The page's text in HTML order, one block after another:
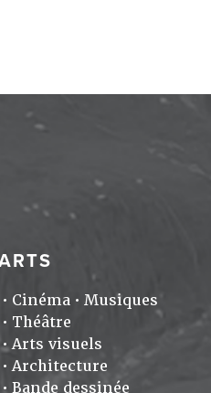
Cinéma
Musiques
Théâtre
Arts visuels
Architecture
Bande dessinée